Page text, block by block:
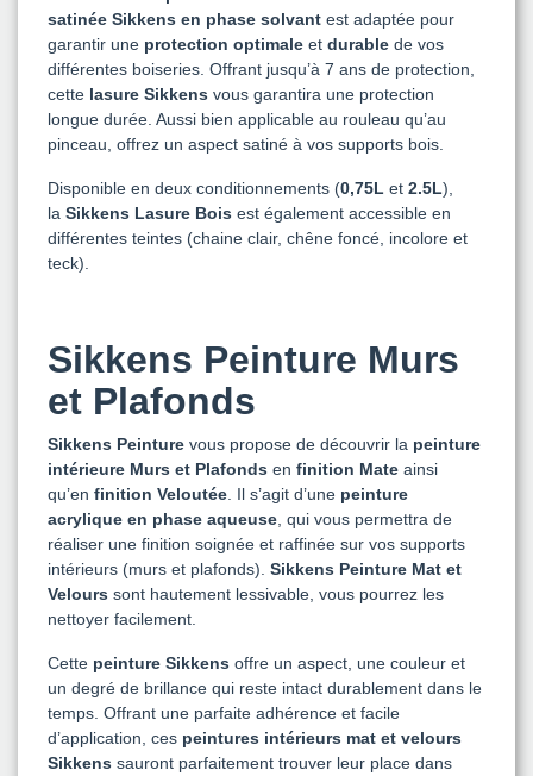
satinée Sikkens en phase solvant est adaptée pour
garantir une protection optimale et durable de vos
différentes boiseries. Offrant jusqu’à 7 ans de protection,
cette lasure Sikkens vous garantira une protection
longue durée. Aussi bien applicable au rouleau qu’au
pinceau, offrez un aspect satiné à vos supports bois.
Disponible en deux conditionnements (0,75L et 2.5L),
la Sikkens Lasure Bois est également accessible en
différentes teintes (chaine clair, chêne foncé, incolore et
teck).
Sikkens Peinture Murs
et Plafonds
Sikkens Peinture vous propose de découvrir la peinture
intérieure Murs et Plafonds en finition Mate ainsi
qu’en finition Veloutée . Il s’agit d’une peinture
acrylique en phase aqueuse , qui vous permettra de
réaliser une finition soignée et raffinée sur vos supports
intérieurs (murs et plafonds). Sikkens Peinture Mat et
Velours sont hautement lessivable, vous pourrez les
nettoyer facilement.
Cette peinture Sikkens offre un aspect, une couleur et
un degré de brillance qui reste intact durablement dans le
temps. Offrant une parfaite adhérence et facile
d’application, ces peintures intérieurs mat et velours
Sikkens sauront parfaitement trouver leur place dans